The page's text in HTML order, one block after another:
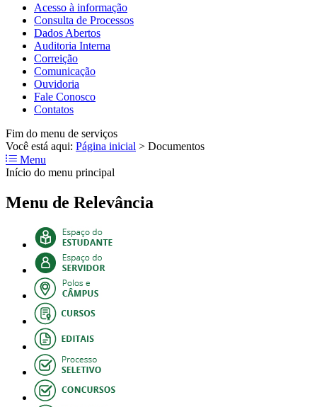
Acesso à informação
Consulta de Processos
Dados Abertos
Auditoria Interna
Correição
Comunicação
Ouvidoria
Fale Conosco
Contatos
Fim do menu de serviços
Você está aqui: Página inicial > Documentos
Menu
Início do menu principal
Menu de Relevância